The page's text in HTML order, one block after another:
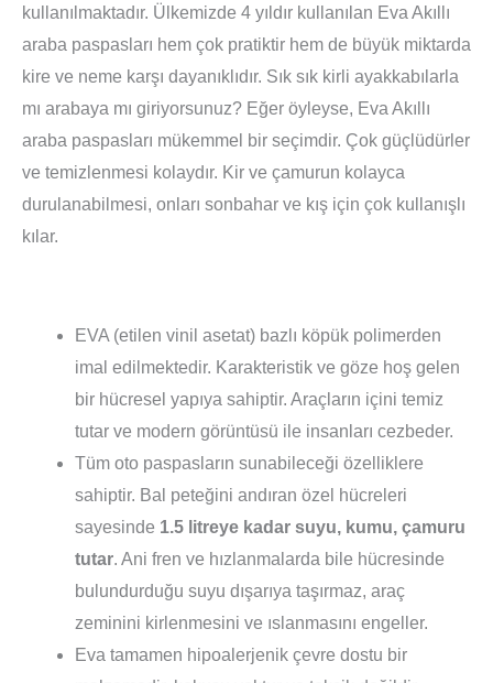
kullanılmaktadır. Ülkemizde 4 yıldır kullanılan Eva Akıllı
araba paspasları hem çok pratiktir hem de büyük miktarda
kire ve neme karşı dayanıklıdır. Sık sık kirli ayakkabılarla
mı arabaya mı giriyorsunuz? Eğer öyleyse, Eva Akıllı
araba paspasları mükemmel bir seçimdir. Çok güçlüdürler
ve temizlenmesi kolaydır. Kir ve çamurun kolayca
durulanabilmesi, onları sonbahar ve kış için çok kullanışlı
kılar.
EVA (etilen vinil asetat) bazlı köpük polimerden
imal edilmektedir. Karakteristik ve göze hoş gelen
bir hücresel yapıya sahiptir. Araçların içini temiz
tutar ve modern görüntüsü ile insanları cezbeder.
Tüm oto paspasların sunabileceği özelliklere
sahiptir. Bal peteğini andıran özel hücreleri
sayesinde 1.5 litreye kadar suyu, kumu, çamuru
tutar. Ani fren ve hızlanmalarda bile hücresinde
bulundurduğu suyu dışarıya taşırmaz, araç
zeminini kirlenmesini ve ıslanmasını engeller.
Eva tamamen hipoalerjenik çevre dostu bir